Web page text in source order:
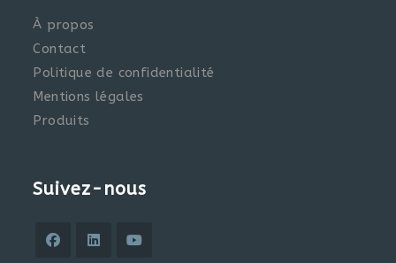
À propos
Contact
Politique de confidentialité
Mentions légales
Produits
Suivez-nous